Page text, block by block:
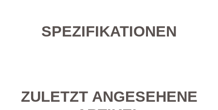
SPEZIFIKATIONEN
ZULETZT ANGESEHENE